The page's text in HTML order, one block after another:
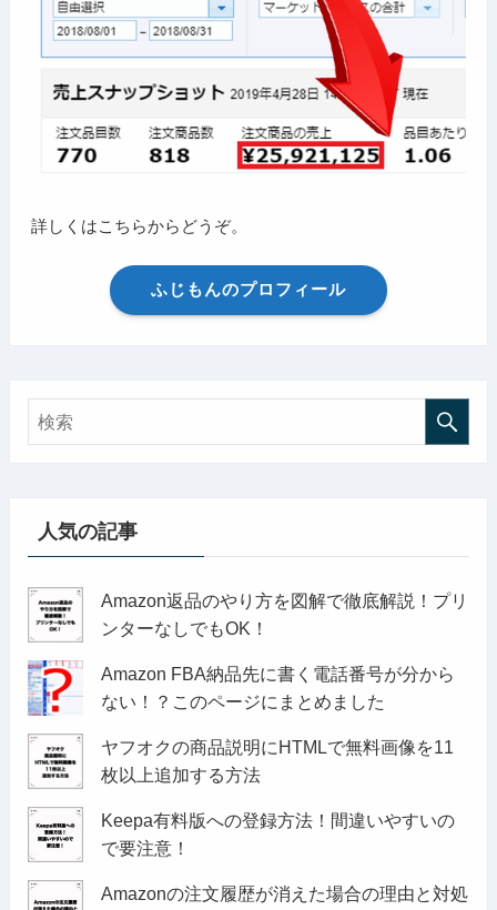
詳しくはこちらからどうぞ。
ふじもんのプロフィール
人気の記事
Amazon返品のやり方を図解で徹底解説！プリ
ンターなしでもOK！
Amazon FBA納品先に書く電話番号が分から
ない！？このページにまとめました
ヤフオクの商品説明にHTMLで無料画像を11
枚以上追加する方法
Keepa有料版への登録方法！間違いやすいの
で要注意！
Amazonの注文履歴が消えた場合の理由と対処